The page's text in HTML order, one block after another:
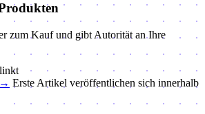
zum Kauf und gibt Autorität an Ihre
→ Erste Artikel veröffentlichen sich innerhalb